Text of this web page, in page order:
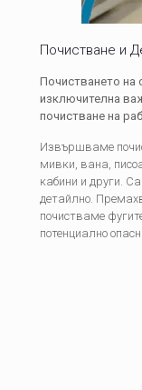
Почистване и
Почистването на
изключителна
почистване на
Извършваме
мивки, вана,
кабини и други.
детайлно.
почистваме
потенциално